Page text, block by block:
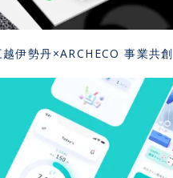
伊勢丹×ARCHECO 事業共創